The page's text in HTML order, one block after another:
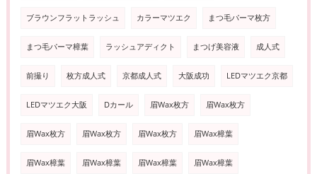
ブラウンフラットラッシュ カラーマツエク まつ毛パーマ枚方
まつ毛パーマ樟葉 ラッシュアディクト まつげ美容液 成人式
前撮り 枚方成人式 京都成人式 大阪成功 LEDマツエク京都
LEDマツエク大阪 Dカール 眉Wax枚方 眉Wax枚方
眉Wax枚方 眉Wax枚方 眉Wax枚方 眉Wax樟葉
眉Wax樟葉 眉Wax樟葉 眉Wax樟葉 眉Wax樟葉